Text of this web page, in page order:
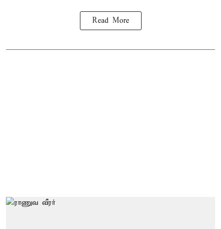
Read More